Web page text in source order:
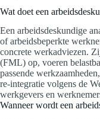
Wat doet een
Een arbeidsdeskundige
of arbeidsbeperkte
concrete werkadviezen.
(FML) op, voeren
passende
re-integratie volgens de
werkgevers en
Wanneer wordt een